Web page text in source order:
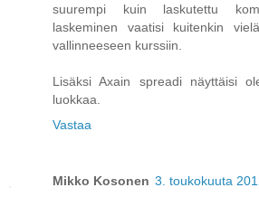
suurempi kuin laskutettu
laskeminen vaatisi kuitenkin
vallinneeseen kurssiin.
Lisäksi Axain spreadi näyttäisi
luokkaa.
Vastaa
Mikko Kosonen 3. toukokuuta